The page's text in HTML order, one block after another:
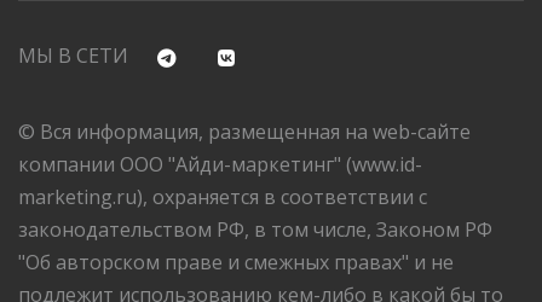
МЫ В СЕТИ
© Вся информация, размещенная на web-сайте
компании ООО "Айди-маркетинг" (www.id-
marketing.ru), охраняется в соответствии с
законодательством РФ, в том числе, Законом РФ
"Об авторском праве и смежных правах" и не
подлежит использованию кем-либо в какой бы то